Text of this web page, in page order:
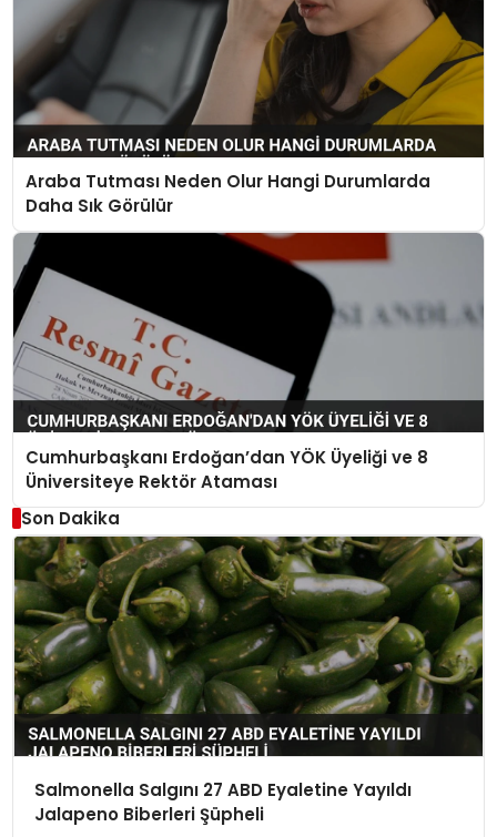
Araba Tutması Neden Olur Hangi Durumlarda
Daha Sık Görülür
Cumhurbaşkanı Erdoğan’dan YÖK Üyeliği ve 8
Üniversiteye Rektör Ataması
Son Dakika
Salmonella Salgını 27 ABD Eyaletine Yayıldı
Jalapeno Biberleri Şüpheli